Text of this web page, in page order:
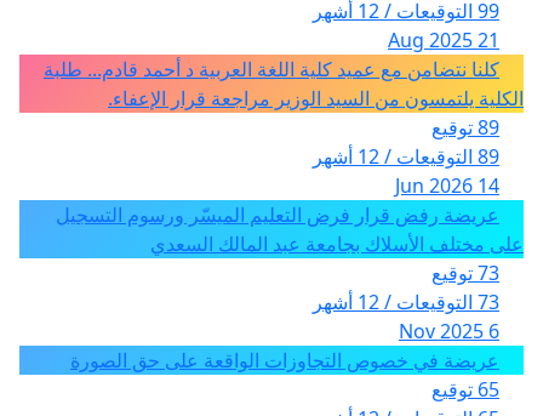
99 التوقيعات / 12 أشهر
21 Aug 2025
كلنا نتضامن مع عميد كلية اللغة العربية د أحمد قادم... طلبة
الكلية يلتمسون من السيد الوزير مراجعة قرار الإعفاء.
89 توقيع
89 التوقيعات / 12 أشهر
14 Jun 2026
عريضة رفض قرار فرض التعليم الميسّر ورسوم التسجيل
على مختلف الأسلاك بجامعة عبد المالك السعدي
73 توقيع
73 التوقيعات / 12 أشهر
6 Nov 2025
عريضة في خصوص التجاوزات الواقعة على حق الصورة
65 توقيع